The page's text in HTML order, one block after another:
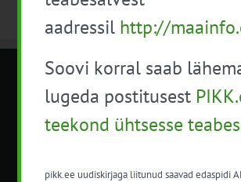
METK
Nõuandeteenistuse
nõustamisteenuseid.
aadressil http://
Soovi korral saab
lugeda postitusest
teekond ühtsesse
pikk.ee uudiskirjaga liitunud saavad edaspidi